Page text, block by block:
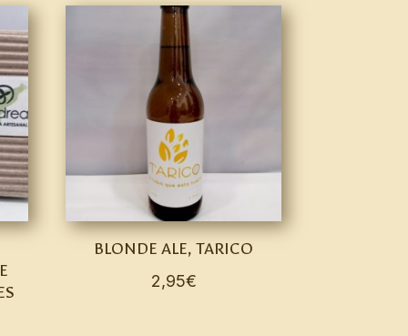
BLONDE ALE, TARICO
2,95€